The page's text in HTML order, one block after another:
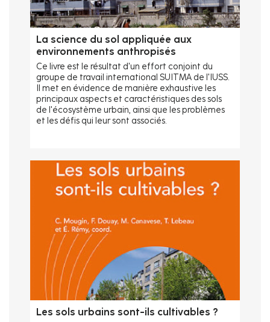
La science du sol appliquée aux
environnements anthropisés
Ce livre est le résultat d'un effort conjoint du
groupe de travail international SUITMA de l'IUSS.
Il met en évidence de manière exhaustive les
principaux aspects et caractéristiques des sols
de l'écosystème urbain, ainsi que les problèmes
et les défis qui leur sont associés.
Les sols urbains sont-ils cultivables ?